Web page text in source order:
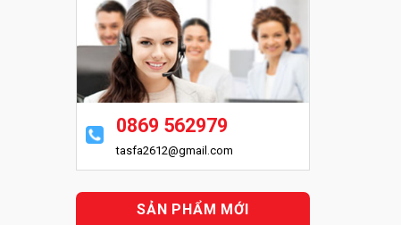
0869 562979
tasfa2612@gmail.com
SẢN PHẨM MỚI